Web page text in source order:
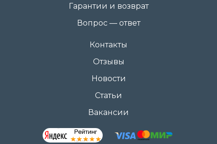
Гарантии и возврат
Вопрос — ответ
Контакты
Отзывы
Новости
Статьи
Вакансии